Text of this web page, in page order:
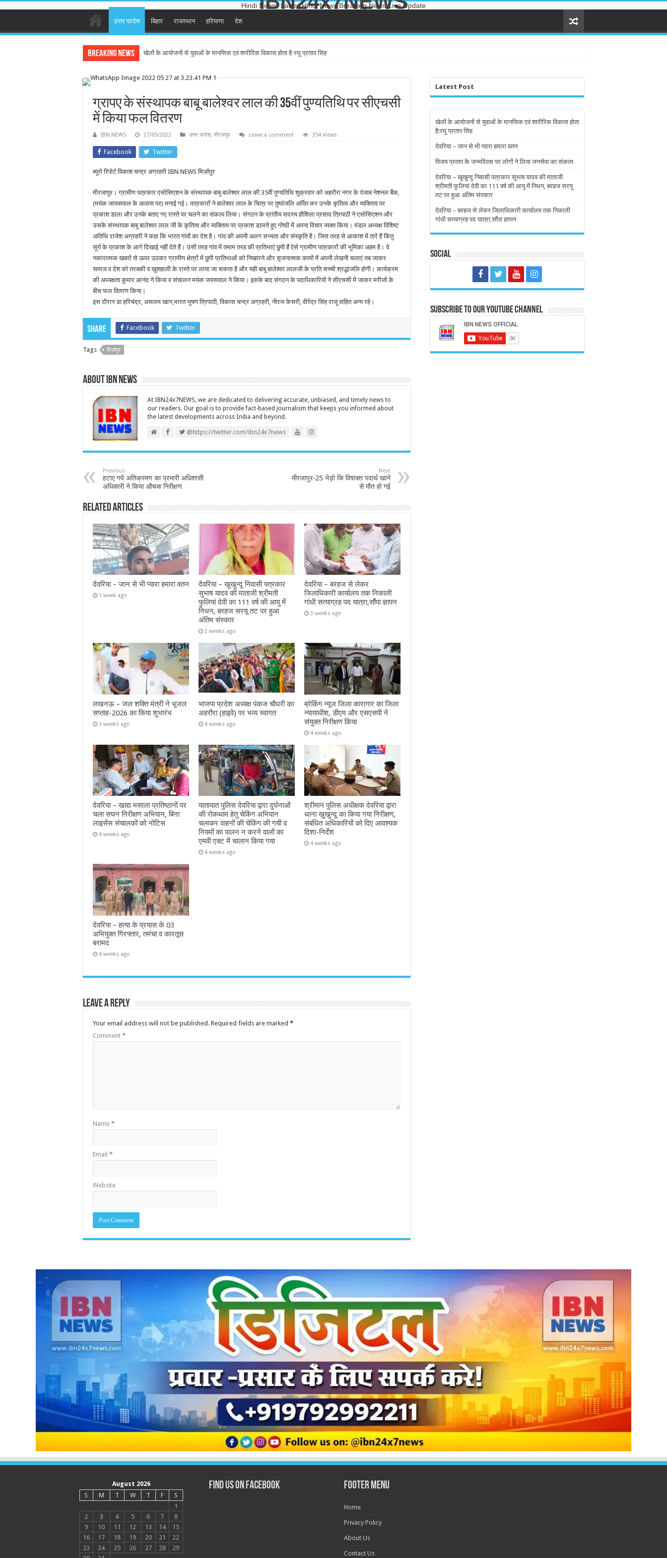
Hindi News, Latest Hindi News,Breaking News,Live Update
उत्तर प्रदेश बिहार राजस्थान हरियाणा देश
Breaking News खेलों के आयोजनों से युवाओं के मानसिक एवं शारीरिक विकास होता है:रघू प्रताप सिंह
ग्रापए के संस्थापक बाबू बालेश्वर लाल की 35वीं पुण्यतिथि पर सीएचसी
में किया फल वितरण
IBN NEWS 27/05/2022 उत्तर प्रदेश, मीरजापुर Leave a comment 354 Views
Facebook Twitter
ब्यूरो रिपोर्ट विकाश चन्द्र अग्रहरी IBN NEWS मिर्ज़ापुर
मीरजापुर। ग्रामीण पत्रकार एसोसिएशन के संस्थापक बाबू बालेश्वर लाल की 35वीं पुण्यतिथि शुक्रवार को अहरौरा नगर के पंजाब नेशनल बैंक,
(मयंक जायसवाल के आवास पर) मनाई गई। पत्रकारों ने बालेश्वर लाल के चित्र पर पुष्पांजलि अर्पित कर उनके कृतित्व और व्यक्तित्व पर
प्रकाश डाला और उनके बताए गए रास्ते पर चलने का संकल्प लिया। संगठन के प्रांतीय सदस्य हौशिला प्रसाद त्रिपाठी ने एसोसिएशन और
उसके संस्थापक बाबू बालेश्वर लाल जी के कृतित्व और व्यक्तित्व पर प्रकाश डालते हुए गोष्ठी में अपना विचार व्यक्त किया। मंडल अध्यक्ष विशिष्ट
अतिथि राजेश अग्रहरी ने कहा कि भारत गांवों का देश है। गांव की अपनी अलग सभ्यता और संस्कृति है। जिस तरह से आकाश में तारे हैं किंतु
सूर्य के प्रकाश के आगे दिखाई नहीं देते हैं। उसी तरह गांव में तमाम तरह की प्रतिभाएं छुपी हैं ऐसे ग्रामीण पत्रकारों की भूमिका अहम है। वे
नकारात्मक खबरों से ऊपर उठकर ग्रामीण क्षेत्रों में छुपी प्रतिभाओं को निखारने और सृजनात्मक कामों में अपनी लेखनी चलाएं तब जाकर
समाज व देश को तरक्की व खुशहाली के रास्ते पर लाया जा सकता है और यही बाबू बालेश्वर लालजी के प्रति सच्ची श्रद्धांजलि होगी। कार्यक्रम
की अध्यक्षता कुमार आनंद ने किया व संचालन मयंक जयसवाल ने किया। इसके बाद संगठन के पदाधिकारियों ने सीएचसी में जाकर मरीजों के
बीच फल वितरण किया।
इस दौरान डा हरिचंद्र, असलम खान,भारत भूषण त्रिपाठी, विकास चन्द्र अग्रहरी, नीरज केसरी, वीरेंद्र सिंह राजू सहित अन्य रहे।
Share Facebook Twitter
Tags मिर्जापुर
About IBN NEWS
At IBN24x7NEWS, we are dedicated to delivering accurate, unbiased, and timely news to
our readers. Our goal is to provide fact-based journalism that keeps you informed about
the latest developments across India and beyond.
@https://twitter.com/ibn24x7news
Previous
हटाए गये अतिक्रमण का प्रभारी अधिशासी
अधिकारी ने किया औचक निरीक्षण
Next
मीरजापुर-25 भेड़ो कि विषाक्त पदार्थ खाने
से मौत हो गई
Related Articles
देवरिया – जान से भी प्यारा हमारा वतन
1 week ago
देवरिया – खुखुन्दू निवासी पत्रकार
सुभाष यादव की माताजी श्रीमती
फुलियां देवी का 111 वर्ष की आयु में
निधन, बरहज सरयू तट पर हुआ
अंतिम संस्कार
2 weeks ago
देवरिया – बरहज से लेकर
जिलाधिकारी कार्यालय तक निकाली
गांधी सत्याग्रह पद यात्रा,सौंपा ज्ञापन
3 weeks ago
लखनऊ – जल शक्ति मंत्री ने भूजल
सप्ताह-2026 का किया शुभारंभ
3 weeks ago
भाजपा प्रदेश अध्यक्ष पंकज चौधरी का
अहरौरा (हाइवे) पर भव्य स्वागत
4 weeks ago
ब्रेकिंग न्यूज जिला कारागार का जिला
न्यायाधीश, डीएम और एसएसपी ने
संयुक्त निरीक्षण किया
4 weeks ago
देवरिया – खाद्य मसाला प्रतिष्ठानों पर
चला सघन निरीक्षण अभियान, बिना
लाइसेंस संचालकों को नोटिस
4 weeks ago
यातायात पुलिस देवरिया द्वारा दुर्घनाओं
की रोकथाम हेतु चेकिंग अभियान
चलाकर वाहनों की चेकिंग की गयी व
नियमों का पालन न करने वालों का
एमवी एक्ट में चालान किया गया
4 weeks ago
श्रीमान पुलिस अधीक्षक देवरिया द्वारा
थाना खुखुन्दू का किया गया निरीक्षण,
संबंधित अधिकारियों को दिए आवश्यक
दिशा-निर्देश
4 weeks ago
देवरिया – हत्या के प्रयास के 03
अभियुक्त गिरफ्तार, तमंचा व कारतूस
बरामद
4 weeks ago
Leave a Reply
Your email address will not be published. Required fields are marked *
Comment *
Name *
Email *
Website
Latest Post
खेलों के आयोजनों से युवाओं के मानसिक एवं शारीरिक विकास होता
है:रघू प्रताप सिंह
देवरिया – जान से भी प्यारा हमारा वतन
विजय प्रताप के जन्मदिवस पर लोगों ने लिया जनसेवा का संकल्प
देवरिया – खुखुन्दू निवासी पत्रकार सुभाष यादव की माताजी
श्रीमती फुलियां देवी का 111 वर्ष की आयु में निधन, बरहज सरयू
तट पर हुआ अंतिम संस्कार
देवरिया – बरहज से लेकर जिलाधिकारी कार्यालय तक निकाली
गांधी सत्याग्रह पद यात्रा,सौंपा ज्ञापन
Social
Subscribe to our Youtube Channel
August 2026
S
M T W T F
S
1
2
3 4 5 6 7
8
9
10 11 12 13 14
15
16
17 18 19 20 21
22
23
24 25 26 27 28
29
Find us on Facebook Footer Menu
Home
Privacy Policy
About Us
Contact Us